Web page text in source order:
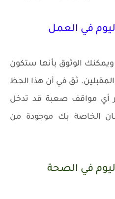
في العمل
الوثوق بأنها ستكون
ثق في أن هذا الحظ
أي مواقف صعبة قد تدخل
الخاصة بك موجودة من
في الصحة